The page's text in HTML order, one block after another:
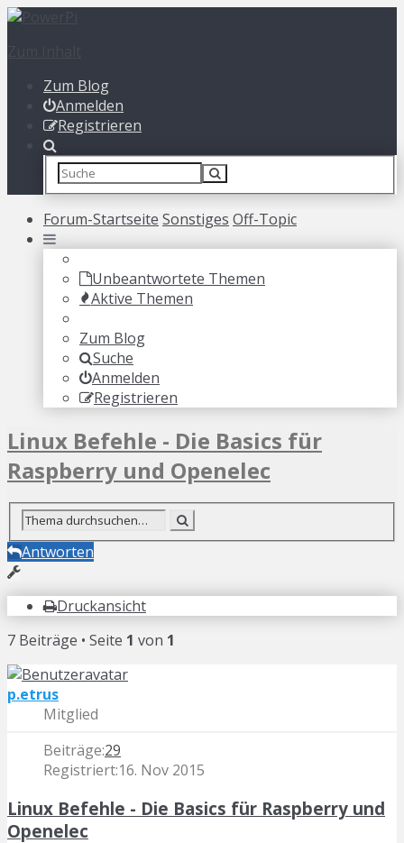
Zum Blog
Anmelden
Registrieren
Forum-Startseite Sonstiges Off-Topic
Unbeantwortete Themen
Aktive Themen
Zum Blog
Suche
Anmelden
Registrieren
Linux Befehle - Die Basics für
Raspberry und Openelec
Antworten
Druckansicht
7 Beiträge • Seite 1 von 1
p.etrus
Mitglied
Beiträge:29
Registriert:16. Nov 2015
Linux Befehle - Die Basics für Raspberry und
Openelec